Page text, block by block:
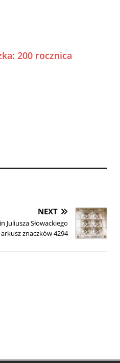
200 rocznica
NEXT
Juliusza Słowackiego
znaczków 4294